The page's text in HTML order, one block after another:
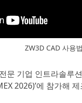
ZW3D CAD 사용
문 기업 인트라솔
2026)’에 참가해